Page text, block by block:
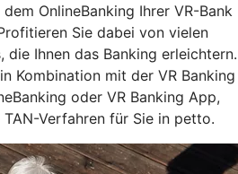
OnlineBanking Ihrer VR-Bank
Sie dabei von vielen
die Ihnen das Banking erleichtern.
Kombination mit der VR Banking
oder VR Banking App,
Verfahren für Sie in petto.